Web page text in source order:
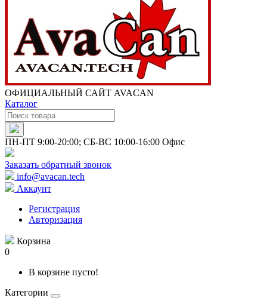
ОФИЦИАЛЬНЫЙ САЙТ AVACAN
Каталог
ПН-ПТ 9:00-20:00; СБ-ВС 10:00-16:00 Офис
Заказать обратный звонок
info@avacan.tech
Аккаунт
Регистрация
Авторизация
Корзина
0
В корзине пусто!
Категории